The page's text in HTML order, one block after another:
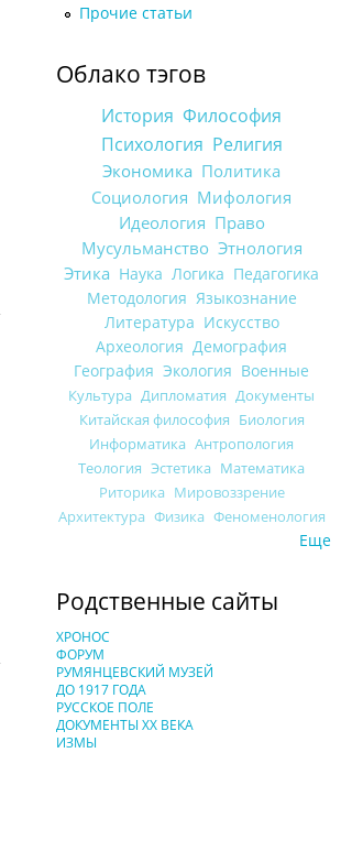
Прочие статьи
Облако тэгов
История Философия
Психология Религия
Экономика Политика
Социология Мифология
Идеология Право
Мусульманство Этнология
Этика Наука Логика Педагогика
Методология Языкознание
Литература Искусство
Археология Демография
География Экология Военные
Культура Дипломатия Документы
Китайская философия Биология
Информатика Антропология
Теология Эстетика Математика
Риторика Мировоззрение
Архитектура Физика Феноменология
Еще
Родственные сайты
ХРОНОС
ФОРУМ
РУМЯНЦЕВСКИЙ МУЗЕЙ
ДО 1917 ГОДА
РУССКОЕ ПОЛЕ
ДОКУМЕНТЫ XX ВЕКА
ИЗМЫ